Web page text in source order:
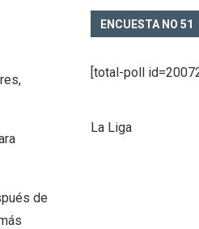
de
ENCUESTA NO 51
[total-poll
La Liga